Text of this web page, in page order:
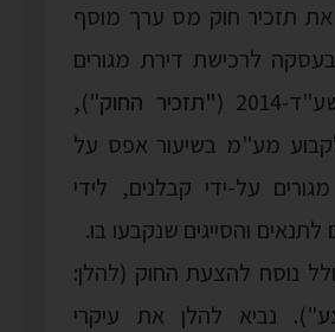
תזכיר חוק מס ערך מוסף
לרכישת דירת מגורים
(
"תזכיר החוק"),
מע"מ בשיעור אפס על
על-ידי קבלנים, לידי
והסייגים שנקבעו בו.
נוסח להצעת החוק (להלן:
"). נביא להלן את עיקרי